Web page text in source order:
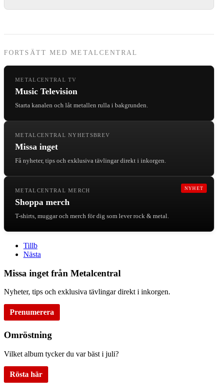
FORTSÄTT MED METALCENTRAL
METALCENTRAL TV
Music Television
Starta kanalen och låt metallen rulla i bakgrunden.
METALCENTRAL NYHETSBREV
Missa inget
Få nyheter, tips och exklusiva tävlingar direkt i inkorgen.
NYHET
METALCENTRAL MERCH
Shoppa merch
T-shirts, muggar och merch för dig som lever rock & metal.
Tillb
Nästa
Missa inget från Metalcentral
Nyheter, tips och exklusiva tävlingar direkt i inkorgen.
Prenumerera
Omröstning
Vilket album tycker du var bäst i juli?
Rösta här